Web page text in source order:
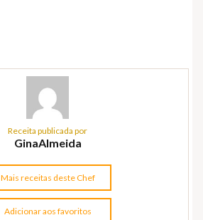
Receita publicada por
GinaAlmeida
Mais receitas deste Chef
Adicionar aos favoritos